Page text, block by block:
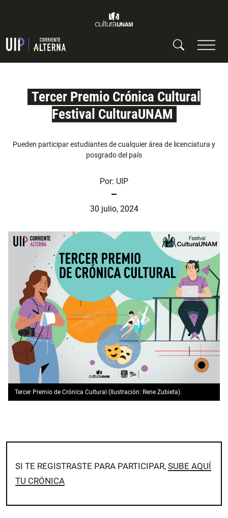
Tercer Premio Crónica Cultural
Festival CulturaUNAM
Pueden participar estudiantes de cualquier área de licenciatura y
posgrado del país
Por: UIP
30 julio, 2024
Tercer Premio de Crónica Cultural (Ilustración: Rene Zubieta).
SI TE REGISTRASTE PARA PARTICIPAR, SUBE AQUÍ
TU CRÓNICA